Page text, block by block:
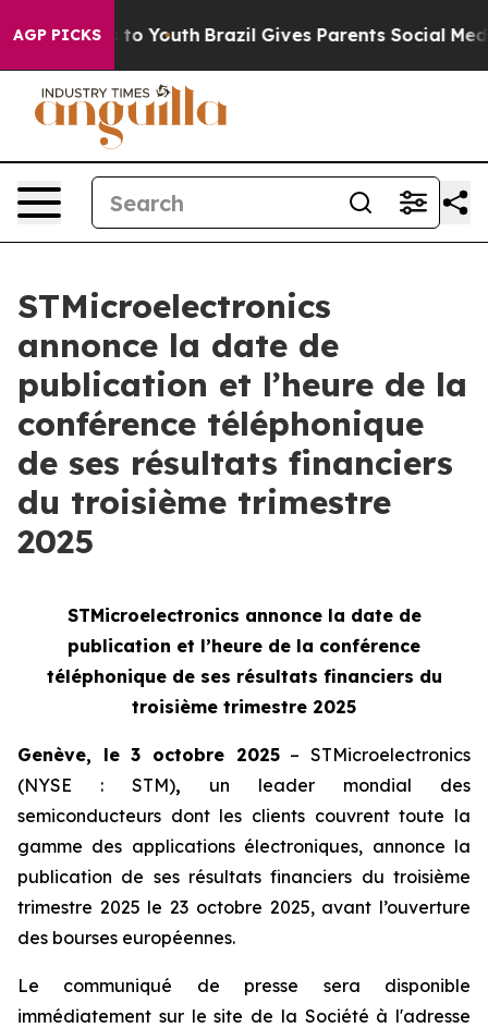
AGP PICKS
Harms to Youth Brazil Gives Parents Social Media
STMicroelectronics
annonce la date de
publication et l’heure de la
conférence téléphonique
de ses résultats financiers
du troisième trimestre
2025
STMicroelectronics annonce la date de
publication et l’heure de la conférence
téléphonique de ses résultats financiers du
troisième trimestre 2025
Genève, le 3 octobre 2025– STMicroelectronics
(NYSE : STM), un leader mondial des
semiconducteurs dont les clients couvrent toute la
gamme des applications électroniques, annonce la
publication de ses résultats financiers du troisième
trimestre 2025 le 23 octobre 2025, avant l’ouverture
des bourses européennes.
Le communiqué de presse sera disponible
immédiatement sur le site de la Société à l'adresse